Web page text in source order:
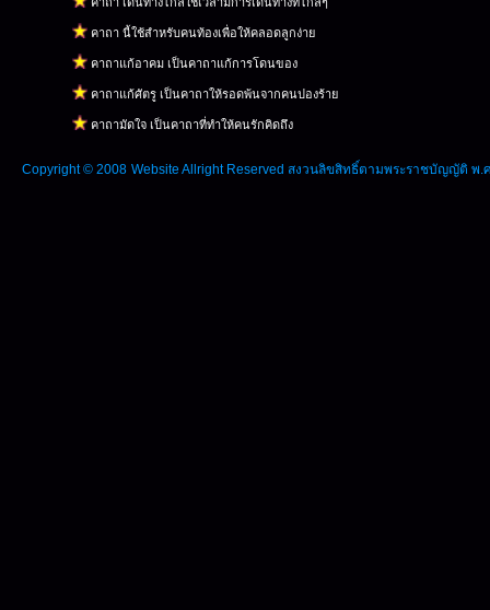
คาถา นี้ใช้สำหรับคนท้องเพื่อให้คลอดลูกง่าย
คาถาแก้อาคม เป็นคาถาแก้การโดนของ
คาถาแก้ศัตรู เป็นคาถาให้รอดพ้นจากคนปองร้าย
คาถามัดใจ เป็นคาถาที่ทำให้คนรักคิดถึง